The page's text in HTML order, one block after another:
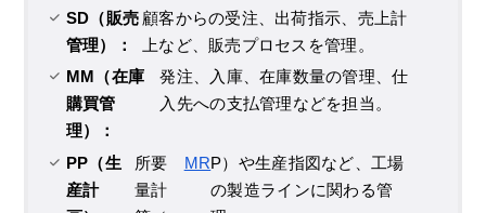
SD（販売
管理）：
顧客からの受注、出荷指示、売上計
上など、販売プロセスを管理。
MM（在庫
購買管
理）：
発注、入庫、在庫数量の管理、仕
入先への支払管理などを担当。
PP（生
産計
所要
量計
MRP）や生産指図など、工場
の製造ラインに関わる管